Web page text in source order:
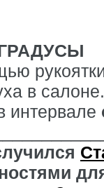
в
интервале